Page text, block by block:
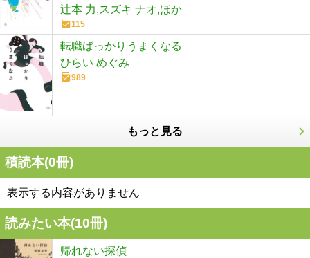
辻本 力,スズキ ナオ,ほか
115
転職ばっかりうまくなる
ひらい めぐみ
989
もっと見る
積読本(0冊)
表示する内容がありません
読みたい本(10冊)
帰れない探偵